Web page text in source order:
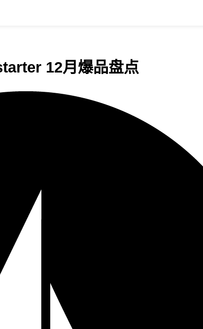
12月爆品盘点